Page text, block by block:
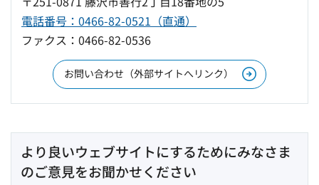
電話番号：0466-82-0521（直通）
ファクス：0466-82-0536
お問い合わせ（外部サイトへリンク）
より良いウェブサイトにするためにみなさま
のご意見をお聞かせください